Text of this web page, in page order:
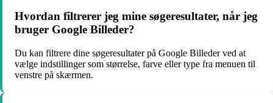
Hvordan filtrerer jeg mine søgeresultater, når jeg
bruger Google Billeder?
Du kan filtrere dine søgeresultater på Google Billeder ved at
vælge indstillinger som størrelse, farve eller type fra menuen til
venstre på skærmen.